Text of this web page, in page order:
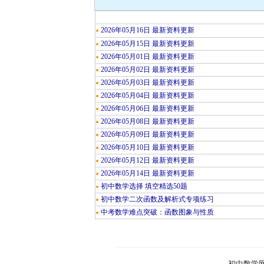
● 2026年05月16日 最新资料更新
● 2026年05月15日 最新资料更新
● 2026年05月01日 最新资料更新
● 2026年05月02日 最新资料更新
● 2026年05月03日 最新资料更新
● 2026年05月04日 最新资料更新
● 2026年05月06日 最新资料更新
● 2026年05月08日 最新资料更新
● 2026年05月09日 最新资料更新
● 2026年05月10日 最新资料更新
● 2026年05月12日 最新资料更新
● 2026年05月14日 最新资料更新
● 初中数学选择 填空精选50题
● 初中数学二次函数及解析式专项练习
● 中考数学难点突破：函数图象与性质